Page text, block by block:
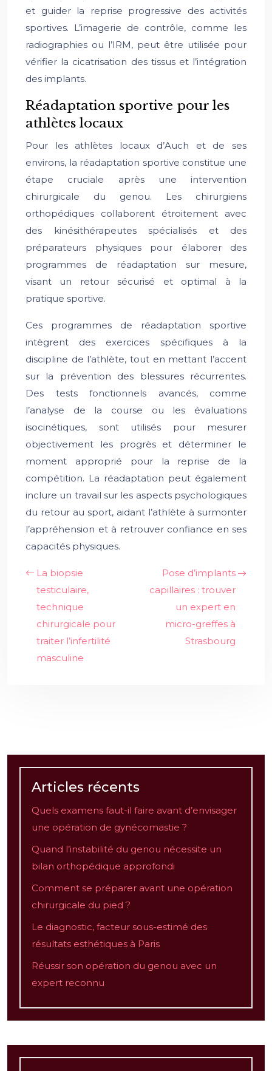
et guider la reprise progressive des activités
sportives. L’imagerie de contrôle, comme les
radiographies ou l’IRM, peut être utilisée pour
vérifier la cicatrisation des tissus et l’intégration
des implants.
Réadaptation sportive pour les
athlètes locaux
Pour les athlètes locaux d’Auch et de ses
environs, la réadaptation sportive constitue une
étape cruciale après une intervention
chirurgicale du genou. Les chirurgiens
orthopédiques collaborent étroitement avec
des kinésithérapeutes spécialisés et des
préparateurs physiques pour élaborer des
programmes de réadaptation sur mesure,
visant un retour sécurisé et optimal à la
pratique sportive.
Ces programmes de réadaptation sportive
intègrent des exercices spécifiques à la
discipline de l’athlète, tout en mettant l’accent
sur la prévention des blessures récurrentes.
Des tests fonctionnels avancés, comme
l’analyse de la course ou les évaluations
isocinétiques, sont utilisés pour mesurer
objectivement les progrès et déterminer le
moment approprié pour la reprise de la
compétition. La réadaptation peut également
inclure un travail sur les aspects psychologiques
du retour au sport, aidant l’athlète à surmonter
l’appréhension et à retrouver confiance en ses
capacités physiques.
La biopsie
testiculaire,
technique
chirurgicale pour
traiter l’infertilité
masculine
Pose d’implants
capillaires : trouver
un expert en
micro-greffes à
Strasbourg
Articles récents
Quels examens faut-il faire avant d’envisager
une opération de gynécomastie ?
Quand l’instabilité du genou nécessite un
bilan orthopédique approfondi
Comment se préparer avant une opération
chirurgicale du pied ?
Le diagnostic, facteur sous-estimé des
résultats esthétiques à Paris
Réussir son opération du genou avec un
expert reconnu